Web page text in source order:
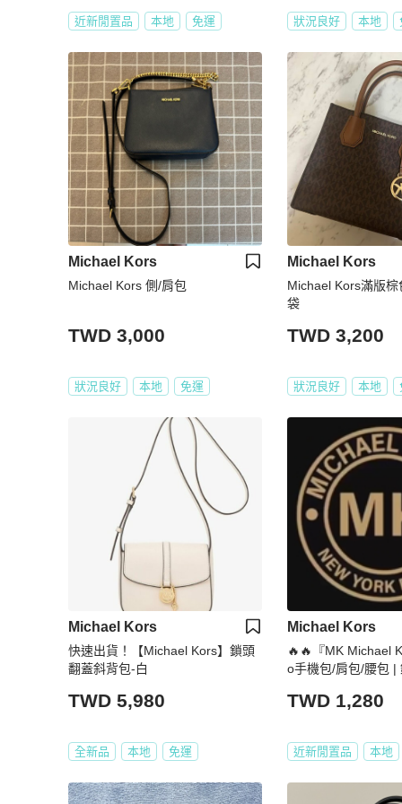
近新閒置品 本地 免運 狀況良好 本地
Michael Kors
Michael Kors 側/肩包
TWD 3,000
狀況良好 本地 免運
Michael Kors
Michael Kors滿版
袋
TWD 3,200
狀況良好 本地
Michael Kors
快速出貨！【Michael Kors】鎖頭
翻蓋斜背包-白
TWD 5,980
全新品 本地 免運
Michael Kors
🔥🔥『MK Michael
o手機包/肩包/腰包 |
TWD 1,280
近新閒置品 本地